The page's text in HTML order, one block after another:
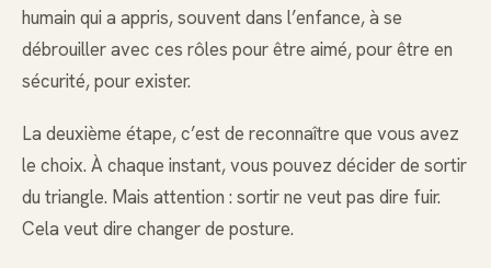
humain qui a appris, souvent dans l’enfance, à se
débrouiller avec ces rôles pour être aimé, pour être en
sécurité, pour exister.
La deuxième étape, c’est de reconnaître que vous avez
le choix. À chaque instant, vous pouvez décider de sortir
du triangle. Mais attention : sortir ne veut pas dire fuir.
Cela veut dire changer de posture.